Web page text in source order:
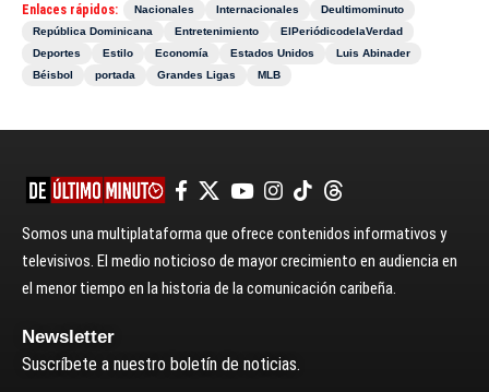
Enlaces rápidos: Nacionales Internacionales
Deultimominuto
República Dominicana
Entretenimiento
ElPeriódicodelaVerdad
Deportes
Estilo Economía Estados Unidos
Luis Abinader
Béisbol
portada Grandes Ligas MLB
Somos una multiplataforma que ofrece contenidos informativos y
televisivos. El medio noticioso de mayor crecimiento en audiencia en
el menor tiempo en la historia de la comunicación caribeña.
Newsletter
Suscríbete a nuestro boletín de noticias.